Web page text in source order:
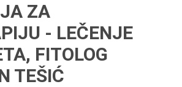
ZA
- LEČENJE
FITOLOG
TEŠIĆ